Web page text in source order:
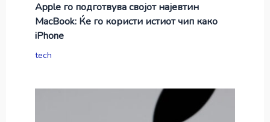
Apple го подготвува својот најевтин
MacBook: Ќе го користи истиот чип како
iPhone
tech